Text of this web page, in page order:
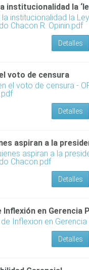
institucionalidad la
la institucionalidad la
Chacon R. Opinin.pdf
Detalles
voto de censura
el voto de censura -
Detalles
aspiran a la
aspiran a la
Chacon.pdf
Detalles
Inflexión en Gerencia
Inflexion en
Detalles